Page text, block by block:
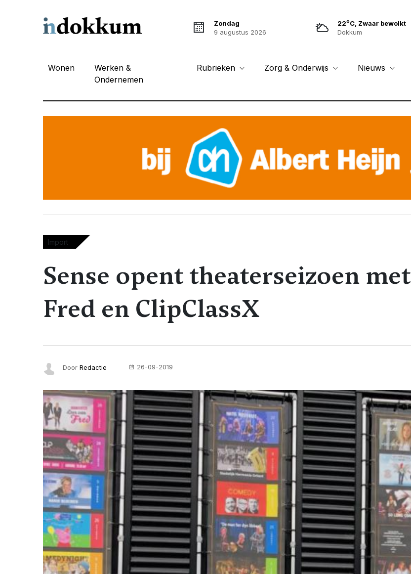
Zondag
9 augustus 2026
22oC, Zwaar bewolkt
Dokkum
Wonen
Werken &
Ondernemen
Rubrieken Zorg & Onderwijs Nieuws
Import
Sense opent theaterseizoen met
Fred en ClipClassX
Door Redactie 26-09-2019